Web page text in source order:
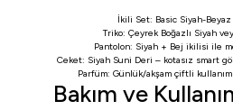
İkili Set: Basic Siyah-
Triko: Çeyrek Boğazlı Siyah
Pantolon: Siyah+ Bej ikilisi ile
Ceket: Siyah Suni Deri – kotasız smart
Parfüm: Günlük/akşam çiftli
Bakım ve